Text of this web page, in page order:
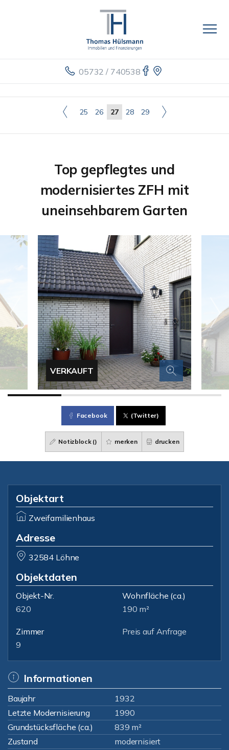
05732 / 740538
25 26 27 28 29
Top gepflegtes und
modernisiertes ZFH mit
uneinsehbarem Garten
VERKAUFT
Facebook (Twitter)
Notizblock () merken drucken
Objektart
Zweifamilienhaus
Adresse
32584 Löhne
Objektdaten
Objekt-Nr.
620
Wohnfläche (ca.)
190 m²
Zimmer
9
Preis auf Anfrage
Informationen
Baujahr
1932
Letzte Modernisierung
1990
Grundstücksfläche (ca.)
839 m²
Zustand
modernisiert